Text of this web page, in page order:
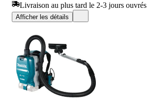
Livraison au plus tard le 2-3 jours ouvrés
Afficher les détails